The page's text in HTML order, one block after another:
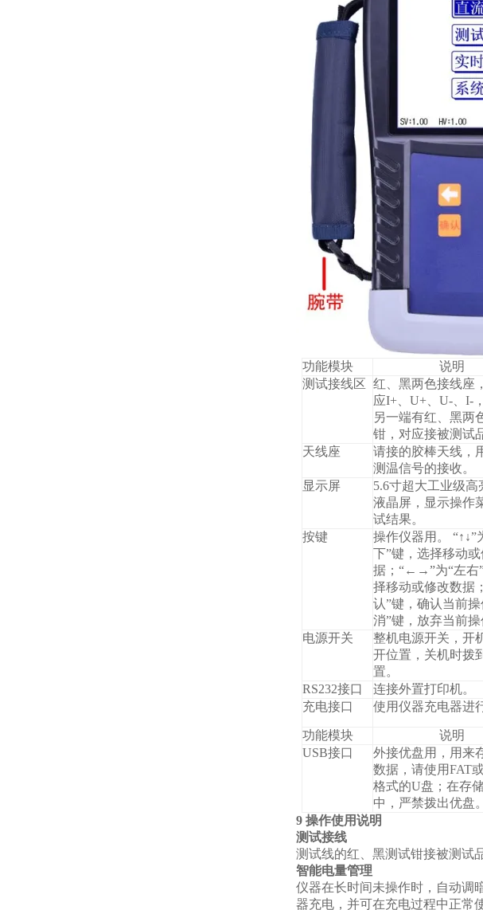
功能模块
说明
测试接线区 红、黑两色接线座
应I+、U+、U-、I-
另一端有红、黑两
钳，对应接被测试
天线座
请接的胶棒天线，
测温信号的接收。
显示屏
5.6寸超大工业级高
液晶屏，显示操作
试结果。
按键
操作仪器用。 “↑↓”
下”键，选择移动
据；“←→”为“左右
择移动或修改数据
认”键，确认当前操
消”键，放弃当前操
电源开关
整机电源开关，开
开位置，关机时拨
置。
RS232接口
连接外置打印机。
充电接口
使用仪器充电器进
功能模块
说明
USB接口
外接优盘用，用来
数据，请使用FAT
格式的U盘；在存
中，严禁拨出优盘。
9 操作使用说明
测试接线
测试线的红、黑测试钳接被测试
智能电量管理
仪器在长时间未操作时，自动调
器充电，并可在充电过程中正常